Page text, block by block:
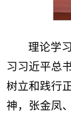
理论学
习习近平总
树立和践行
神，张金凤